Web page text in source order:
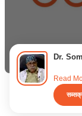
Dr.
Read